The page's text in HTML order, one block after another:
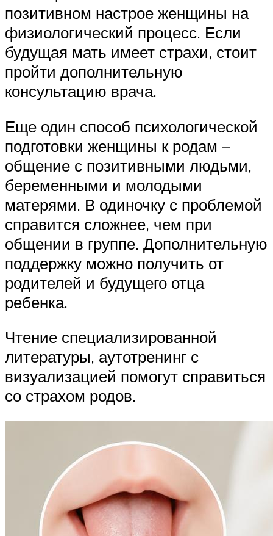
позитивном настрое женщины на
физиологический процесс. Если
будущая мать имеет страхи, стоит
пройти дополнительную
консультацию врача.
Еще один способ психологической
подготовки женщины к родам –
общение с позитивными людьми,
беременными и молодыми
матерями. В одиночку с проблемой
справится сложнее, чем при
общении в группе. Дополнительную
поддержку можно получить от
родителей и будущего отца
ребенка.
Чтение специализированной
литературы, аутотренинг с
визуализацией помогут справиться
со страхом родов.